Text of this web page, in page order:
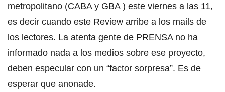
metropolitano (CABA y GBA ) este viernes a las 11,
es decir cuando este Review arribe a los mails de
los lectores. La atenta gente de PRENSA no ha
informado nada a los medios sobre ese proyecto,
deben especular con un “factor sorpresa”. Es de
esperar que anonade.